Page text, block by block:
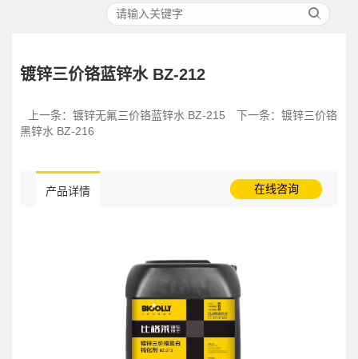
镀锌三价铬蓝锌水 BZ-212
上一条： 镀锌无氟三价铬蓝锌水 BZ-215 下一条： 镀锌三价铬
黑锌水 BZ-216
产品详情 在线咨询